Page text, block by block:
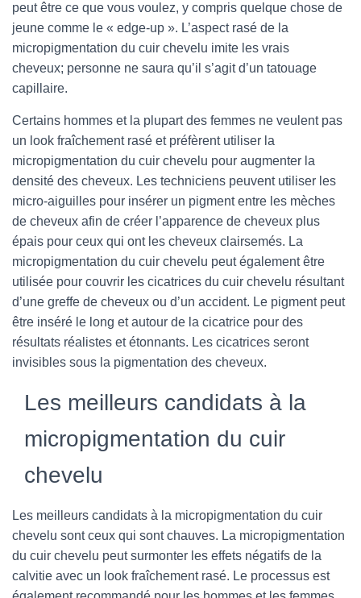
peut être ce que vous voulez, y compris quelque chose de
jeune comme le « edge-up ». L’aspect rasé de la
micropigmentation du cuir chevelu imite les vrais
cheveux; personne ne saura qu’il s’agit d’un tatouage
capillaire.
Certains hommes et la plupart des femmes ne veulent pas
un look fraîchement rasé et préfèrent utiliser la
micropigmentation du cuir chevelu pour augmenter la
densité des cheveux. Les techniciens peuvent utiliser les
micro-aiguilles pour insérer un pigment entre les mèches
de cheveux afin de créer l’apparence de cheveux plus
épais pour ceux qui ont les cheveux clairsemés. La
micropigmentation du cuir chevelu peut également être
utilisée pour couvrir les cicatrices du cuir chevelu résultant
d’une greffe de cheveux ou d’un accident. Le pigment peut
être inséré le long et autour de la cicatrice pour des
résultats réalistes et étonnants. Les cicatrices seront
invisibles sous la pigmentation des cheveux.
Les meilleurs candidats à la
micropigmentation du cuir
chevelu
Les meilleurs candidats à la micropigmentation du cuir
chevelu sont ceux qui sont chauves. La micropigmentation
du cuir chevelu peut surmonter les effets négatifs de la
calvitie avec un look fraîchement rasé. Le processus est